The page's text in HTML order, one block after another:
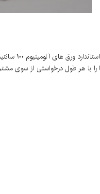
را با هر طول درخواستی از سوی